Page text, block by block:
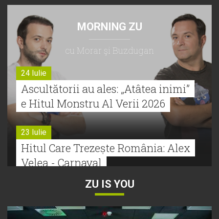
MORNING ZU
cu Morar şi Buzdugan
24 Iulie
Ascultătorii au ales: „Atâtea inimi”
e Hitul Monstru Al Verii 2026
23 Iulie
Hitul Care Trezește România: Alex
Velea - Carnaval
Bătălie strânsă la Hitul Monstru Al
ZU IS YOU